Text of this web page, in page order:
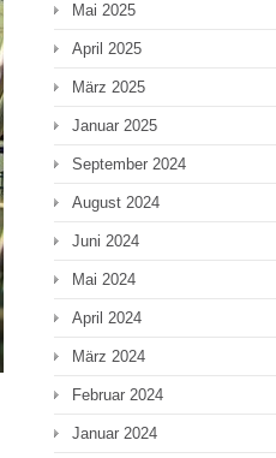
Mai 2025
April 2025
März 2025
Januar 2025
September 2024
August 2024
Juni 2024
Mai 2024
April 2024
März 2024
Februar 2024
Januar 2024